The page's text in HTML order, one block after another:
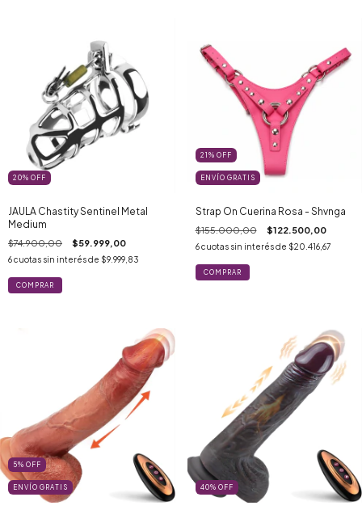
20% OFF
JAULA Chastity Sentinel Metal
Medium
$74.900,00 $59.999,00
6cuotas sin interés de $9.999,83
21 % OFF
ENVÍO GRATIS
Strap On Cuerina Rosa - Shvnga
$155.000,00 $122.500,00
6 cuotas sin interés de $20.416,67
5% OFF
ENVÍO GRATIS 40% OFF